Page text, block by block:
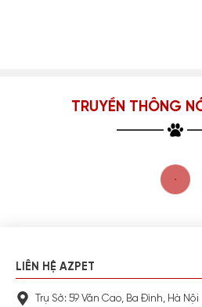
TRUYỀN THÔNG
LIÊN HỆ AZPET
Trụ Sở: 59 Văn Cao, Ba Đình, Hà Nội